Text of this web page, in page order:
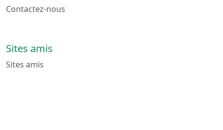
Contactez-nous
Sites amis
Sites amis